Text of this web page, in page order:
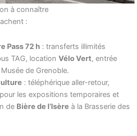
à connaître
:
Pass 72 h: transferts illimités
TAG, location Vélo Vert, entrée
de Grenoble.
: téléphérique aller-retour,
les expositions temporaires et
de Bière de l’Isère à la Brasserie des